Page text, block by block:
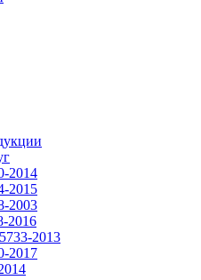
2014
2015
2003
2016
2013
2017